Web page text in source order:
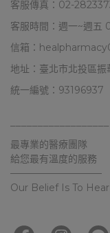
客服傳真：02-
客服時間：週一~週五
信箱：
地址：臺北市北投區振
統一編號：93196937
––––––––––––––––––
最專業的醫療團隊
給您最有溫度的服務
–––––––––––––––––––
Our Belief Is To